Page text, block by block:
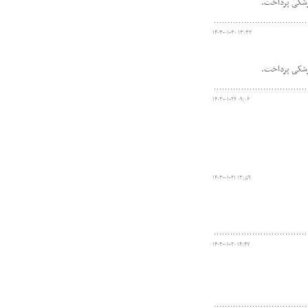
۱۴۰۳-۰۱-۳۰ ۱۳:۳۲
پرداخت.
۱۴۰۳-۰۱-۲۶ ۰۹:۰۶
۱۴۰۳-۰۱-۲۱ ۱۳:۵۹
۱۴۰۳-۰۱-۲۰ ۱۴:۴۷